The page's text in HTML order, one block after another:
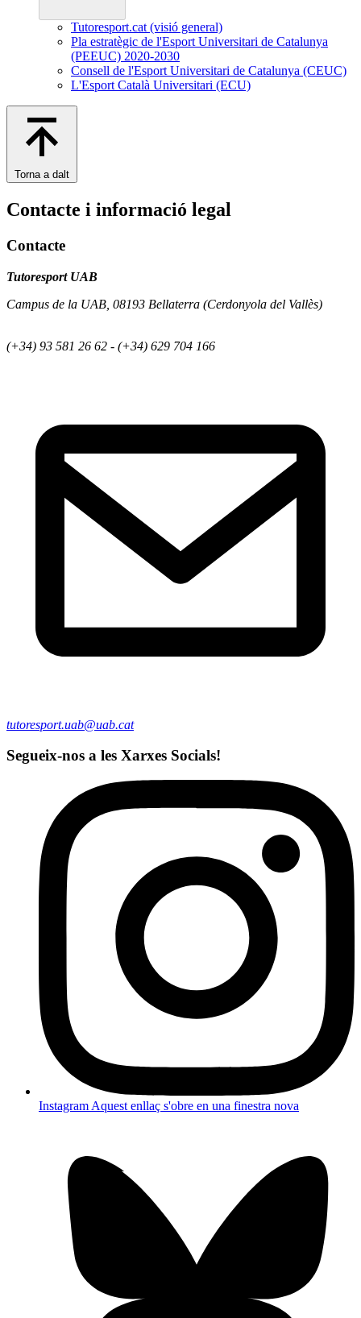
Tutoresport.cat (visió general)
Pla estratègic de l'Esport Universitari de Catalunya
(PEEUC) 2020-2030
Consell de l'Esport Universitari de Catalunya (CEUC)
L'Esport Català Universitari (ECU)
Torna a dalt
Contacte i informació legal
Contacte
Tutoresport UAB
Campus de la UAB, 08193 Bellaterra (Cerdonyola del Vallès)
(+34) 93 581 26 62 - (+34) 629 704 166
tutoresport.uab@uab.cat
Segueix-nos a les Xarxes Socials!
Instagram Aquest enllaç s'obre en una finestra nova